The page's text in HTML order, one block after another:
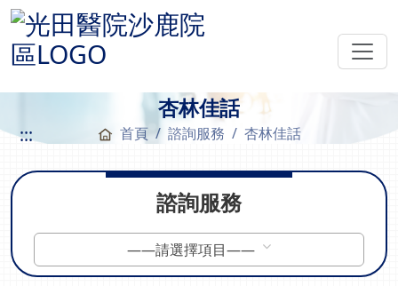
杏林佳話
::: 首頁 諮詢服務 杏林佳話
諮詢服務
——請選擇項目——